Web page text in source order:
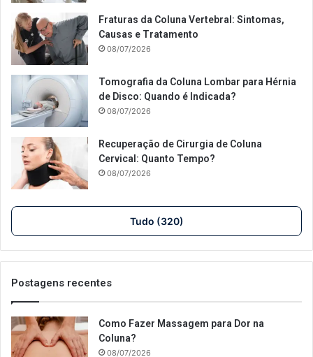
Fraturas da Coluna Vertebral: Sintomas,
Causas e Tratamento
08/07/2026
Tomografia da Coluna Lombar para Hérnia
de Disco: Quando é Indicada?
08/07/2026
Recuperação de Cirurgia de Coluna
Cervical: Quanto Tempo?
08/07/2026
Tudo (320)
Postagens recentes
Como Fazer Massagem para Dor na
Coluna?
08/07/2026